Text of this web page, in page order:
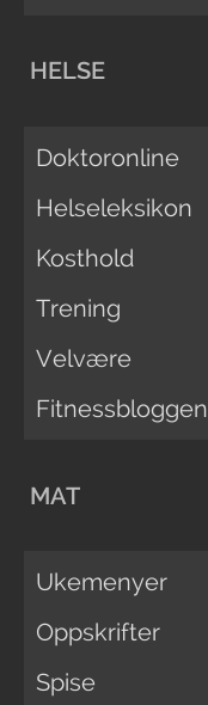
HELSE
Doktoronline
Helseleksikon
Kosthold
Trening
Velvære
Fitnessbloggen
MAT
Ukemenyer
Oppskrifter
Spise